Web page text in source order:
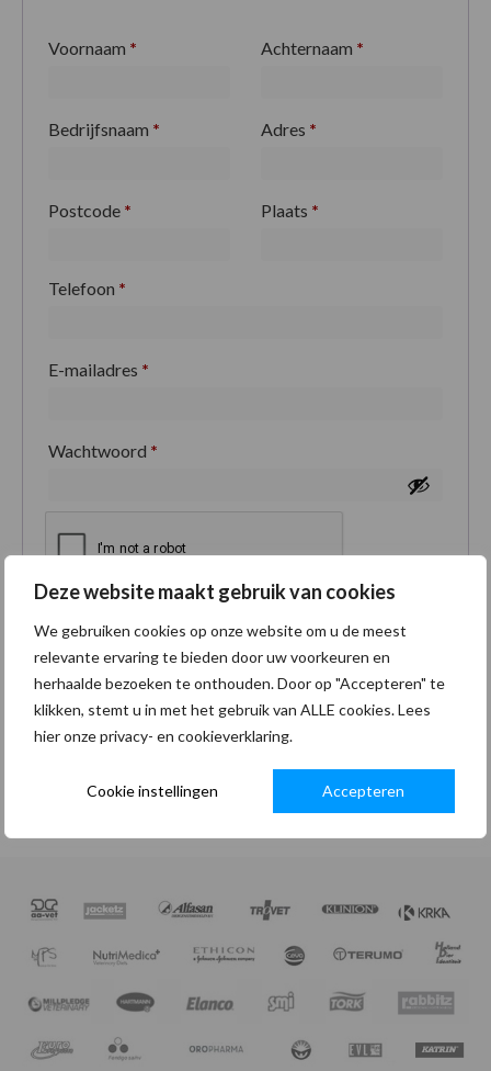
Deze website maakt gebruik van cookies
We gebruiken cookies op onze website om u de meest
relevante ervaring te bieden door uw voorkeuren en
herhaalde bezoeken te onthouden. Door op "Accepteren" te
klikken, stemt u in met het gebruik van ALLE cookies. Lees
hier onze privacy- en cookieverklaring.
Cookie instellingen Accepteren
Voornaam * Achternaam *
Bedrijfsnaam * Adres *
Postcode * Plaats *
Telefoon *
E-mailadres *
Wachtwoord *
Je persoonlijke gegevens worden gebruikt om je
ervaring op deze site te ondersteunen, om toegang
tot je account te beheren en voor andere doeleinden
zoals omschreven in onzeprivacybeleid.